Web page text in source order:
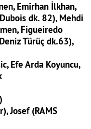
Emirhan İlkhan,
dk. 82), Mehdi
Figueiredo
Türüç dk.63),
Efe Arda Koyuncu,
Josef (RAMS